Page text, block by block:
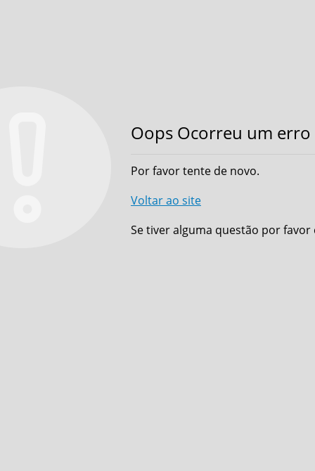
Oops Ocorreu um
Por favor tente de novo.
Voltar ao site
Se tiver alguma questão por favor